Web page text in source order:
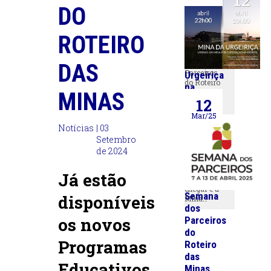
DO
ROTEIRO
DAS
MINAS
Notícias | 03
Setembro
de 2024
Já estão
disponíveis
os novos
Programas
Roteiro
XVI
Encontro
Parceiros
do Roteiro
das Minas
Urgeiriça
na
Semana
dos
Parceiros
SEMANA
DOS
PARCEIROS
está a
chegar e a
Mina…
12
Mar/25
Semana
dos
Parceiros
do
Roteiro
das
Minas,